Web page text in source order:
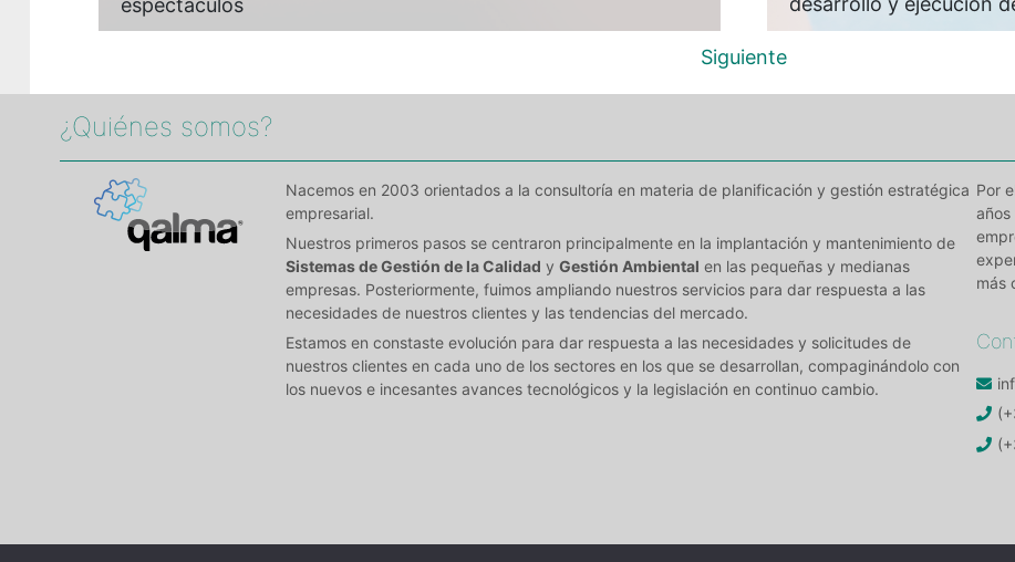
Siguiente
¿Quiénes somos?​
Nacemos en 2003 orientados a la consultoría en materia de planificación y gestión estratégica
empresarial.
Nuestros primeros pasos se centraron principalmente en la implantación y mantenimiento de
Sistemas de Gestión de la Calidad y Gestión Ambiental en las pequeñas y medianas
empresas. Posteriormente, fuimos ampliando nuestros servicios para dar respuesta a las
necesidades de nuestros clientes y las tendencias del mercado.
Estamos en constaste evolución para dar respuesta a las necesidades y solicitudes de
nuestros clientes en cada uno de los sectores en los que se desarrollan, compaginándolo con
los nuevos e incesantes avances tecnológicos y la legislación en continuo cambio.
Por
más